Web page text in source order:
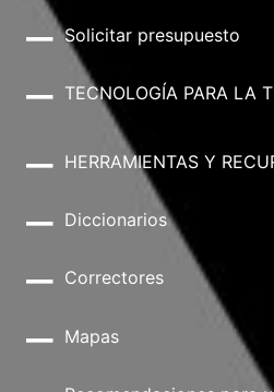
Solicitar presupuesto
TECNOLOGÍA PARA LA
HERRAMIENTAS Y
Diccionarios
Correctores
Mapas